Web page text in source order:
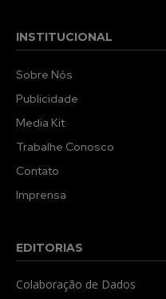
INSTITUCIONAL
Sobre Nós
Publicidade
Media Kit
Trabalhe Conosco
Contato
Imprensa
EDITORIAS
Colaboração de Dados